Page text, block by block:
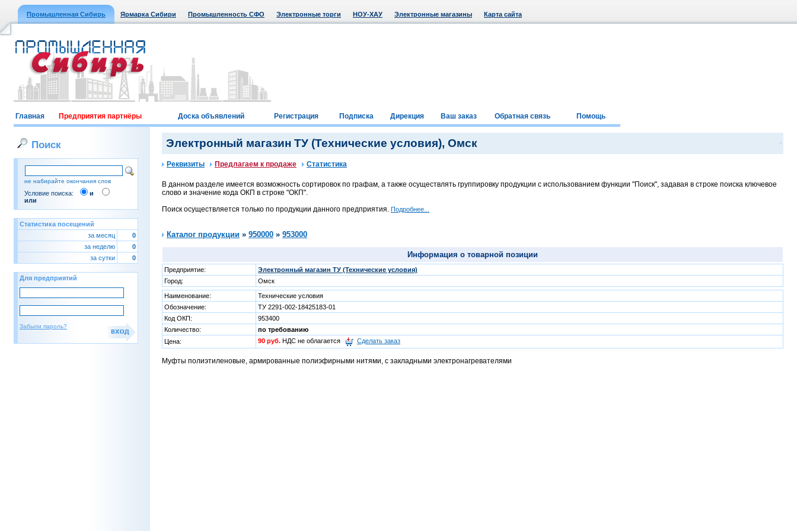
Промышленная Сибирь Ярмарка Сибири Промышленность СФО Электронные торги НОУ-ХАУ Электронные магазины Карта сайта
Главная Предприятия партнёры Доска объявлений Регистрация Подписка Дирекция Ваш заказ Обратная связь Помощь
Поиск
не набирайте окончания слов
Условие поиска:
и
или
Статистика посещений
за месяц
0
за неделю
0
за сутки
0
Для предприятий
Забыли пароль?
Электронный магазин ТУ (Технические условия), Омск
Реквизиты Предлагаем к продаже Статистика
В данном разделе имеется возможность сортировок по графам, а также осуществлять группировку продукции с использованием функции "Поиск", задавая в строке поиска ключевое
слово и значение кода ОКП в строке "ОКП".
Поиск осуществляется только по продукции данного предприятия. Подробнее...
Каталог продукции » 950000 » 953000
Информация о товарной позиции
Предприятие:
Электронный магазин ТУ (Технические условия)
Город:
Омск
Наименование:
Технические условия
Обозначение:
ТУ 2291-002-18425183-01
Код ОКП:
953400
Количество:
по требованию
Цена:
90 руб. НДС не облагается Сделать заказ
Муфты полиэтиленовые, армированные полиэфирными нитями, с закладными электронагревателями